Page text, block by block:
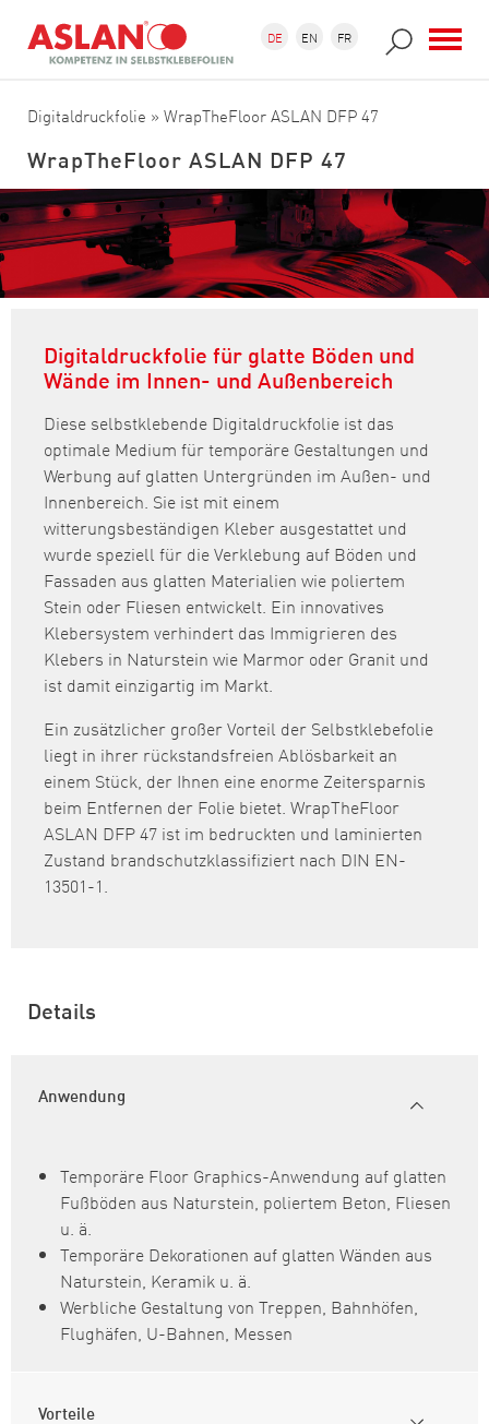
Suchformular
Suche DE EN FR
Digitaldruckfolie » WrapTheFloor ASLAN DFP 47
WrapTheFloor ASLAN DFP 47
Digitaldruckfolie für glatte Böden und
Wände im Innen- und Außenbereich
Diese selbstklebende Digitaldruckfolie ist das
optimale Medium für temporäre Gestaltungen und
Werbung auf glatten Untergründen im Außen- und
Innenbereich. Sie ist mit einem
witterungsbeständigen Kleber ausgestattet und
wurde speziell für die Verklebung auf Böden und
Fassaden aus glatten Materialien wie poliertem
Stein oder Fliesen entwickelt. Ein innovatives
Klebersystem verhindert das Immigrieren des
Klebers in Naturstein wie Marmor oder Granit und
ist damit einzigartig im Markt.
Ein zusätzlicher großer Vorteil der Selbstklebefolie
liegt in ihrer rückstandsfreien Ablösbarkeit an
einem Stück, der Ihnen eine enorme Zeitersparnis
beim Entfernen der Folie bietet. WrapTheFloor
ASLAN DFP 47 ist im bedruckten und laminierten
Zustand brandschutzklassifiziert nach DIN EN-
13501-1.
Details
Anwendung
Temporäre Floor Graphics-Anwendung auf glatten
Fußböden aus Naturstein, poliertem Beton, Fliesen
u. ä.
Temporäre Dekorationen auf glatten Wänden aus
Naturstein, Keramik u. ä.
Werbliche Gestaltung von Treppen, Bahnhöfen,
Flughäfen, U-Bahnen, Messen
Vorteile